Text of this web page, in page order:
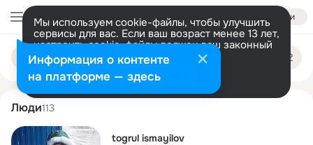
Войти
Мы используем cookie-файлы, чтобы улучшить
сервисы для вас. Если ваш возраст менее 13 лет,
настроить cookie-файлы должен ваш законный
представитель. Больше информации
Разрешить все Настроить
Поиск
людям
togrul ismayilov
Люди113
togrul ismayilov
Информация о контенте
на платформе — здесь